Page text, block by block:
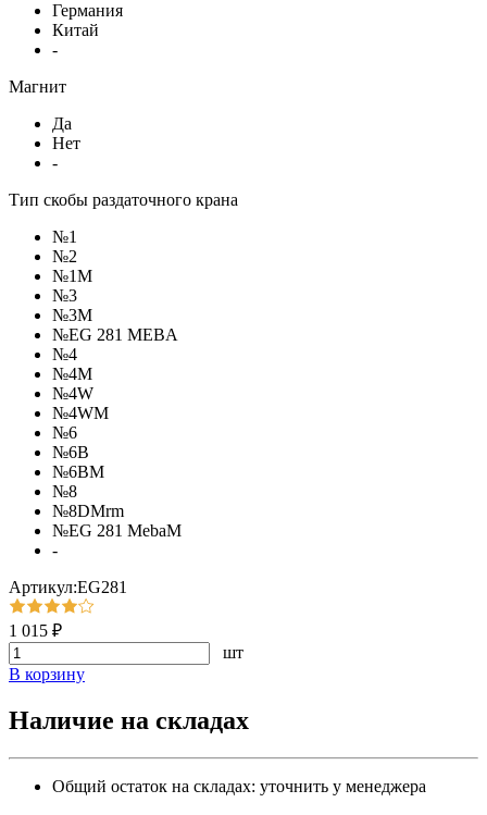
Германия
Китай
-
Магнит
Да
Нет
-
Тип скобы раздаточного крана
№1
№2
№1M
№3
№3M
№EG 281 MEBA
№4
№4M
№4W
№4WM
№6
№6B
№6BM
№8
№8DMrm
№EG 281 MebaM
-
Артикул:EG281
1 015 ₽
шт
В корзину
Наличие на складах
Общий остаток на складах: уточнить у менеджера